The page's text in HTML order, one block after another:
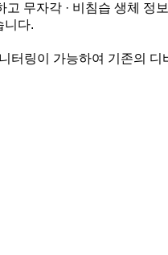
무자각 · 비침습 생체 정
니다.
링이 가능하여 기존의